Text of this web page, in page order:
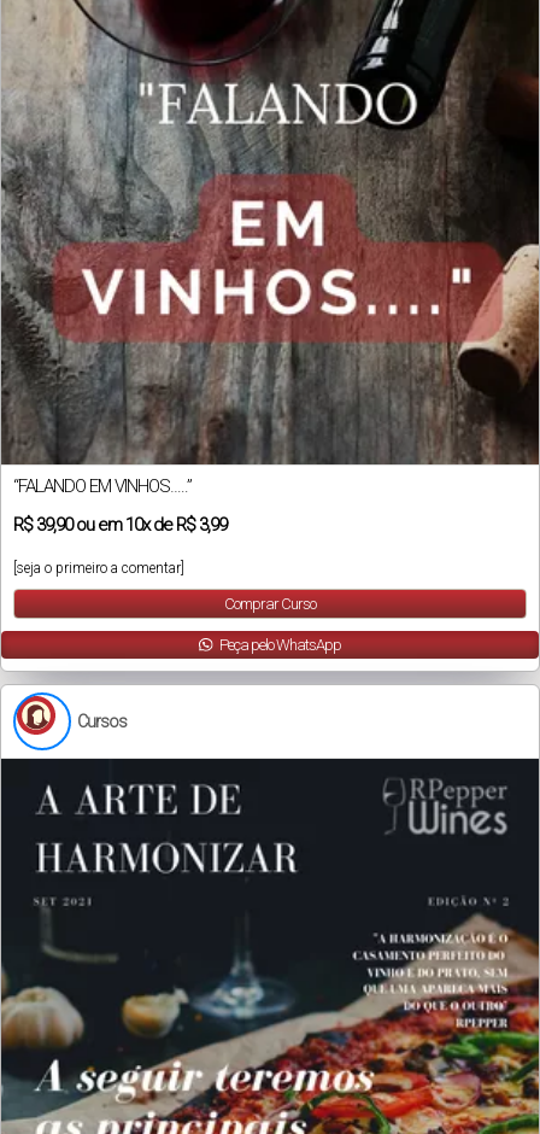
“FALANDO EM VINHOS…..”
R$39,90ou em10xdeR$ 3,99
[seja o primeiro a comentar]
Comprar Curso
Peça pelo WhatsApp
Cursos